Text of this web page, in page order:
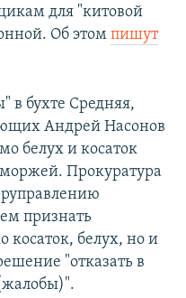
для "китовой
Об этом пишут
в бухте Средняя,
Андрей Насонов
белух и косаток
Прокуратура
признать
косаток, белух, но и
"отказать в